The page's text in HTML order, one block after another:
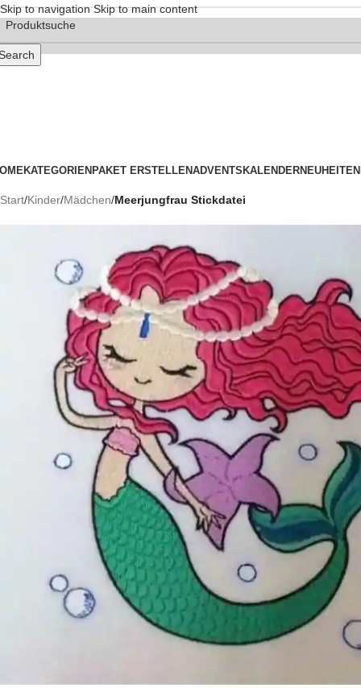
Skip to navigationSkip to main content
KATEGORIEN PAKET ERSTELLENADVENTSKALENDERNEUHEITEN
Start/Kinder/Mädchen/Meerjungfrau Stickdatei